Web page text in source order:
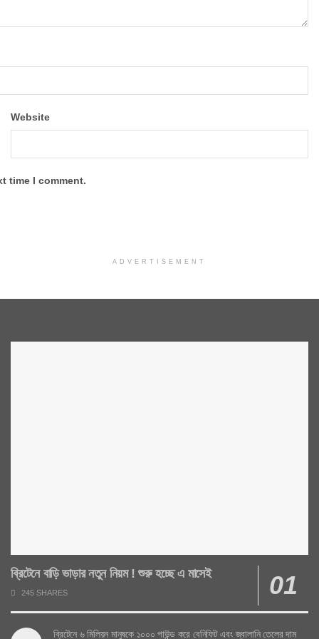
Website
time I comment.
ADVERTISEMENT
ব্রিটেনে বাড়ি ভাড়ার নতুন নিয়ম ! শুরু হচ্ছে এ মাসেই
245 SHARES
ব্রিটেনে ৬ মিলিয়ন মানুষকে ১০০০ পাউন্ড করে বেনিফিট এবং জ্বালানি তেলের দাম